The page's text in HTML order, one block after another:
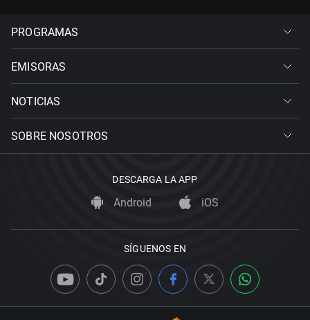
PROGRAMAS
EMISORAS
NOTICIAS
SOBRE NOSOTROS
DESCARGA LA APP
Android iOS
SÍGUENOS EN